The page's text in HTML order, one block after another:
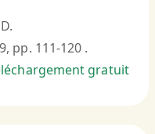
pp. 111-120 .
gratuit